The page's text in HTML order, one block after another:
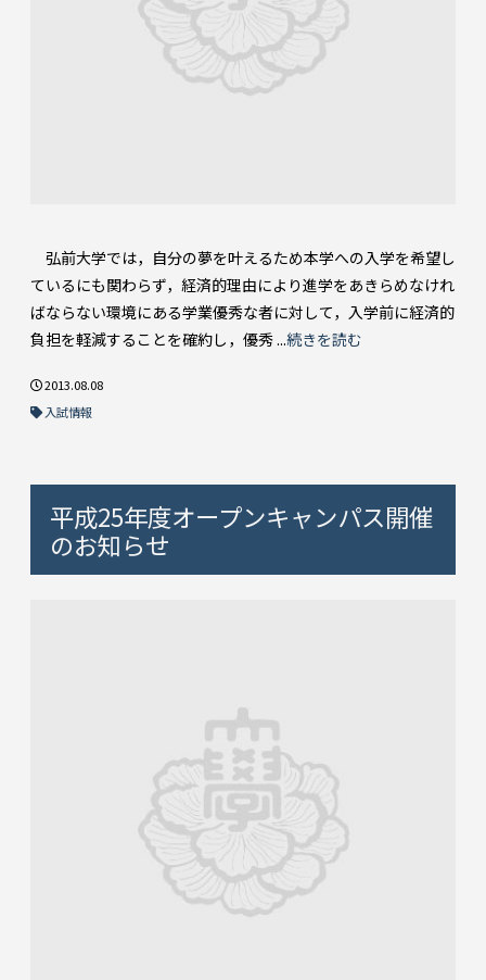
弘前大学では，自分の夢を叶えるため本学への入学を希望し
ているにも関わらず，経済的理由により進学をあきらめなけれ
ばならない環境にある学業優秀な者に対して，入学前に経済的
負担を軽減することを確約し，優秀 ...続きを読む
2013.08.08
入試情報
平成25年度オープンキャンパス開催
のお知らせ